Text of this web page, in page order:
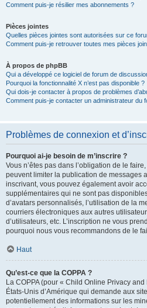
Comment puis-je résilier mes abonnements ?
Pièces jointes
Quelles pièces jointes sont autorisées sur ce
Comment puis-je retrouver toutes mes pièces
À propos de phpBB
Qui a développé ce logiciel de forum de
Pourquoi la fonctionnalité X n’est pas disponible ?
Qui dois-je contacter à propos de problèmes
Comment puis-je contacter un administrateur du
Problèmes de connexion et
Pourquoi ai-je besoin de m’inscrire ?
Vous n’êtes pas dans l’obligation de le
peuvent limiter la publication de messages
inscrivant, vous pouvez également avoir
supplémentaires qui ne sont pas
d’avatars personnalisés, l’utilisation de la
courriers électroniques aux autres
d’utilisateurs, etc. L’inscription ne vous
pourquoi nous vous recommandons de le
Haut
Qu’est-ce que la COPPA ?
La COPPA (pour « Child Online Privacy
États-Unis d’Amérique qui demande aux
potentiellement des informations sur les